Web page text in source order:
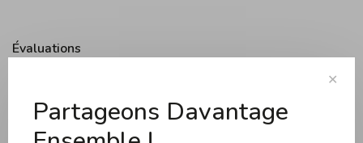
Évaluations
0 évaluation
• • •
✕
Partageons Davantage